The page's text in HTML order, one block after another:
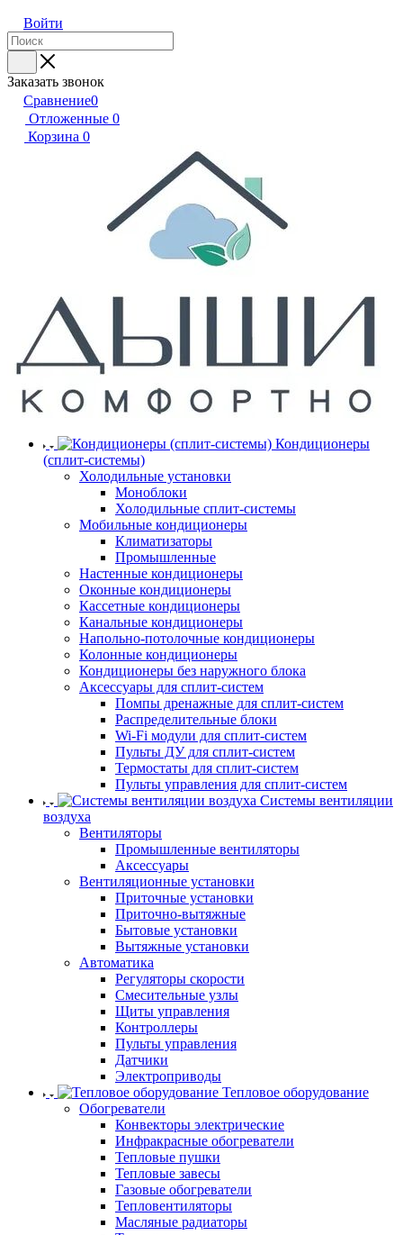
Войти
Заказать звонок
Сравнение0
Отложенные 0
Корзина 0
Кондиционеры
(сплит-системы)
Холодильные установки
Моноблоки
Холодильные сплит-системы
Мобильные кондиционеры
Климатизаторы
Промышленные
Настенные кондиционеры
Оконные кондиционеры
Кассетные кондиционеры
Канальные кондиционеры
Напольно-потолочные кондиционеры
Колонные кондиционеры
Кондиционеры без наружного блока
Аксессуары для сплит-систем
Помпы дренажные для сплит-систем
Распределительные блоки
Wi-Fi модули для сплит-систем
Пульты ДУ для сплит-систем
Термостаты для сплит-систем
Пульты управления для сплит-систем
Системы вентиляции
воздуха
Вентиляторы
Промышленные вентиляторы
Аксессуары
Вентиляционные установки
Приточные установки
Приточно-вытяжные
Бытовые установки
Вытяжные установки
Автоматика
Регуляторы скорости
Смесительные узлы
Щиты управления
Контроллеры
Пульты управления
Датчики
Электроприводы
Тепловое оборудование
Обогреватели
Конвекторы электрические
Инфракрасные обогреватели
Тепловые пушки
Тепловые завесы
Газовые обогреватели
Тепловентиляторы
Масляные радиаторы